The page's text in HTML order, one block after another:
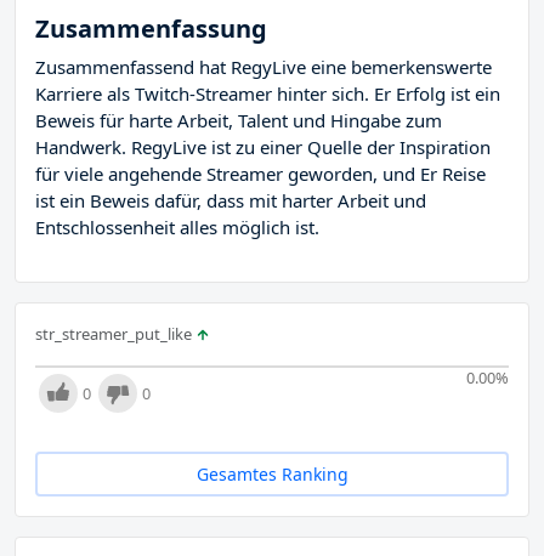
Zusammenfassung
Zusammenfassend hat RegyLive eine bemerkenswerte
Karriere als Twitch-Streamer hinter sich. Er Erfolg ist ein
Beweis für harte Arbeit, Talent und Hingabe zum
Handwerk. RegyLive ist zu einer Quelle der Inspiration
für viele angehende Streamer geworden, und Er Reise
ist ein Beweis dafür, dass mit harter Arbeit und
Entschlossenheit alles möglich ist.
str_streamer_put_like
0.00%
0 0
Gesamtes Ranking